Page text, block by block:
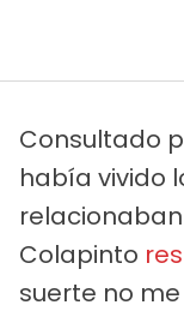
Consultado
había vivido
Colapinto
suerte no